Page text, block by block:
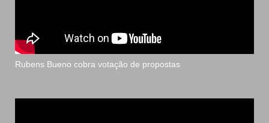
Rubens Bueno cobra votação de propostas